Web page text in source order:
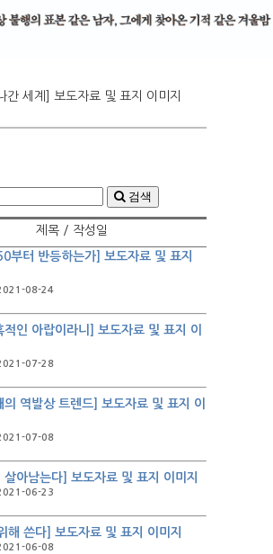
간 세계] 보도자료 및 표지 이미지
검색
제목 / 작성일
부터 반등하는가] 보도자료 및 표지
2021-08-24
적인 아랍이라니] 보도자료 및 표지 이
2021-07-28
의 역발상 트렌드] 보도자료 및 표지 이
2021-07-08
살아남는다] 보도자료 및 표지 이미지
06-23
해 쓴다] 보도자료 및 표지 이미지
2021-06-08